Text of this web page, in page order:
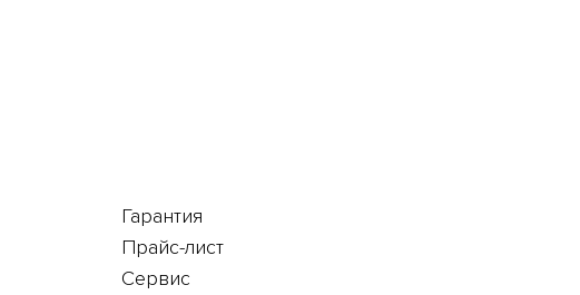
Гарантия
Прайс-лист
Сервис